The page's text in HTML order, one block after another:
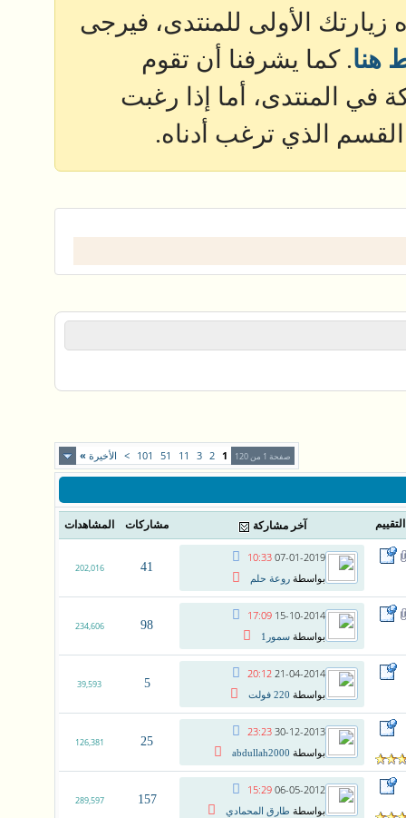
زيارتك الأولى للمنتدى، فيرجى
هنا. كما يشرفنا أن تقوم
في المنتدى، أما إذا رغبت
القسم الذي ترغب أدناه.
صفحة 1 من 120 1
2
3
11
51
101
> الأخيرة »
التقييم آخر مشاركة مشاركات المشاهدات
07-01-2019
10:33
بواسطة روعة حلم
41
202,016
15-10-2014
17:09
بواسطة سمور1
98
234,606
21-04-2014
20:12
بواسطة 220 فولت
5
39,593
30-12-2013
23:23
بواسطة abdullah2000
25
126,381
06-05-2012
15:29
بواسطة طارق المحمادي
157
289,597